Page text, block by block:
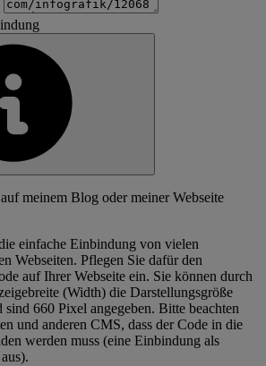
meinem Blog oder meiner Webseite
einfache Einbindung von vielen
Webseiten. Pflegen Sie dafür den
auf Ihrer Webseite ein. Sie können durch
(Width) die Darstellungsgröße
sind 660 Pixel angegeben. Bitte beachten
und anderen CMS, dass der Code in die
werden muss (eine Einbindung als